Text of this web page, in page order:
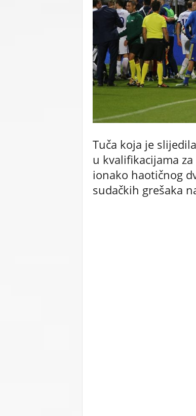
C
U
Tuča koja je
u kvalifikacijama
ionako haotičnog
sudačkih grešaka